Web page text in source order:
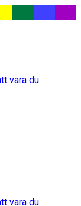
vara du
vara du